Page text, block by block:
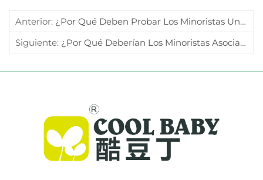
Anterior: ¿Por Qué Deben Probar Los Minoristas Un Columpio Eléctrico Para Bebés Antes De La Venta Al Por Mayor?
Siguiente: ¿Por Qué Deberían Los Minoristas Asociarse Con Proveedores De Cunas Para Bebés Con Envío Rápido?